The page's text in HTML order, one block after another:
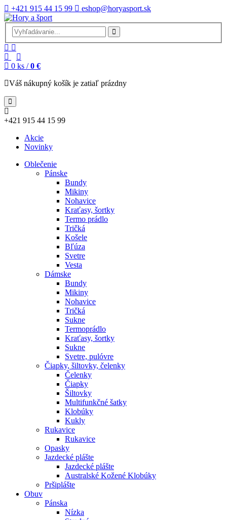
+421 915 44 15 99 eshop@horyasport.sk
0 ks / 0 €
Váš nákupný košík je zatiaľ prázdny
+421 915 44 15 99
Akcie
Novinky
Oblečenie
Pánske
Bundy
Mikiny
Nohavice
Kraťasy, šortky
Termo prádlo
Tričká
Košele
Bľúza
Svetre
Vesta
Dámske
Bundy
Mikiny
Nohavice
Tričká
Sukne
Termoprádlo
Kraťasy, šortky
Sukne
Svetre, pulóvre
Čiapky, šiltovky, čelenky
Čelenky
Čiapky
Šiltovky
Multifunkčné šatky
Klobúky
Kukly
Rukavice
Rukavice
Opasky
Jazdecké plášte
Jazdecké plášte
Australské Kožené Klobúky
Pršiplášte
Obuv
Pánska
Nízka